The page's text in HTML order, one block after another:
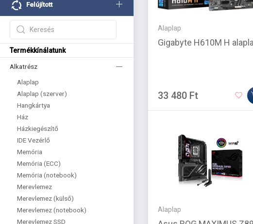
Felújított
Termékkínálatunk
Alkatrész
Alaplap
Alaplap (szerver)
Hangkártya
Ház
Házkiegészítő
IDE Vezérlő
Memória
Memória (ECC)
Memória (notebook)
Merevlemez
Merevlemez (külső)
Merevlemez (notebook)
Merevlemez SSD
Alaplap
Gigabyte H610M H
33 480 Ft
Alaplap